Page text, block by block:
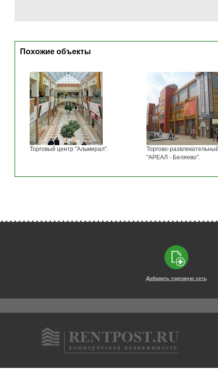
Похожие объекты
Торговый центр "Альмирал".
Торгово-
"АРЕАЛ - Беляево".
Добавить торговую сеть